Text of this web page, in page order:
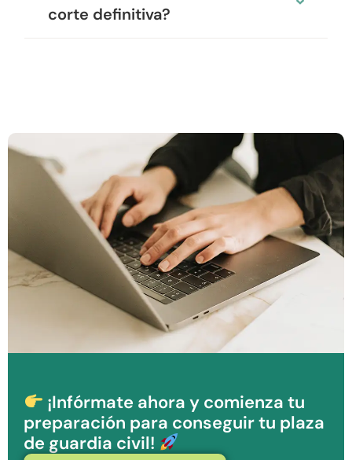
corte definitiva?
¡Infórmate ahora y comienza tu
preparación para conseguir tu plaza
de guardia civil!